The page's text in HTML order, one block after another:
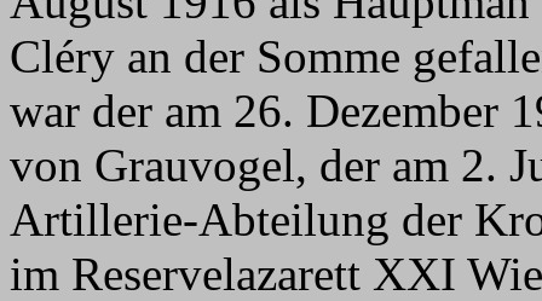
Cléry an der Somme
war der am 26. Dezember
von Grauvogel, der am 2.
Artillerie-Abteilung der
im Reservelazarett XXI